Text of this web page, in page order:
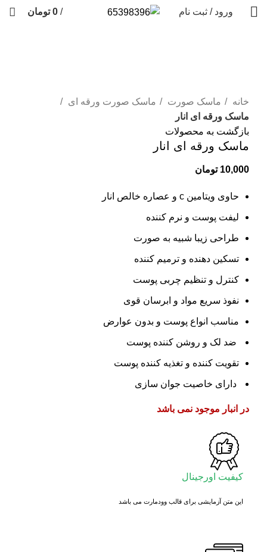
ورود / ثبت نام /
0 تومان
خانه
ماسک صورت
ماسک صورت ورقه ای
ماسک ورقه ای انار
بازگشت به محصولات
ماسک ورقه ای انار
10,000 تومان
حاوی ویتامین c و عصاره خالص انار
لیفت پوست و نرم کننده
طراحی زیبا شبیه به صورت
تسکین دهنده و ترمیم کننده
کنترل و تنظیم چربی پوست
نفوذ سریع مواد و ابرسان قوی
مناسب انواع پوست و بدون عوارض
ضد لک و روشن کننده پوست
تقویت کننده و تغذیه کننده پوست
دارای خاصیت جوان سازی
در انبار موجود نمی باشد
کیفیت اورجینال
این متن آزمایشی برای قالب وودمارت می باشد